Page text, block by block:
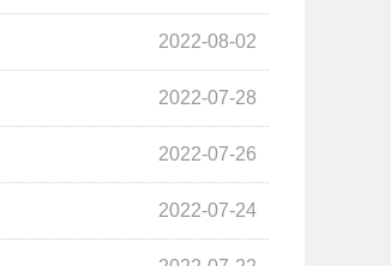
2022-08-02
2022-07-28
2022-07-26
2022-07-24